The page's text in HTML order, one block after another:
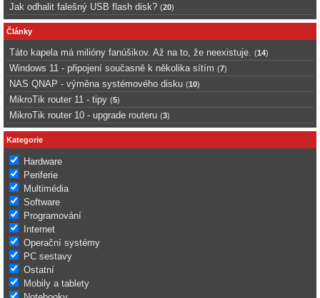
Jak odhalit falešný USB flash disk? (20)
Články
Táto kapela má milióny fanúšikov. Až na to, že neexistuje. (14)
Windows 11 - připojení současně k několika sítím (7)
NAS QNAP - výměna systémového disku (10)
MikroTik router 11 - tipy (5)
MikroTik router 10 - upgrade routeru (3)
Kategorie
Hardware
Periferie
Multimédia
Software
Programování
Internet
Operační systémy
PC sestavy
Ostatní
Mobily a tablety